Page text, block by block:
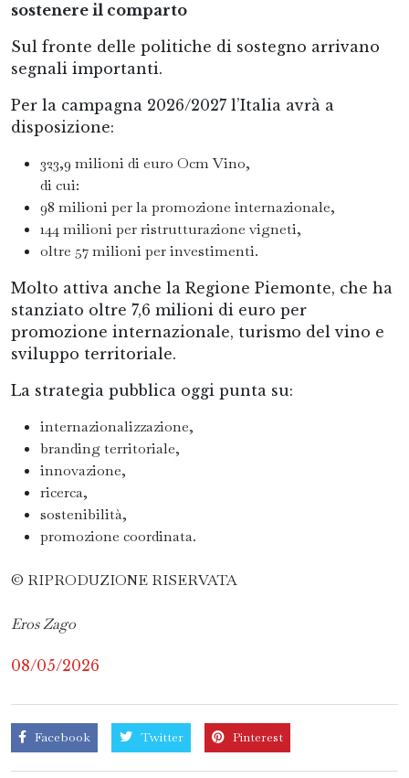
sostenere il comparto
Sul fronte delle politiche di sostegno arrivano
segnali importanti.
Per la campagna 2026/2027 l’Italia avrà a
disposizione:
323,9 milioni di euro Ocm Vino,
di cui:
98 milioni per la promozione internazionale,
144 milioni per ristrutturazione vigneti,
oltre 57 milioni per investimenti.
Molto attiva anche la Regione Piemonte, che ha
stanziato oltre 7,6 milioni di euro per
promozione internazionale, turismo del vino e
sviluppo territoriale.
La strategia pubblica oggi punta su:
internazionalizzazione,
branding territoriale,
innovazione,
ricerca,
sostenibilità,
promozione coordinata.
© RIPRODUZIONE RISERVATA
Eros Zago
08/05/2026
Facebook Twitter Pinterest